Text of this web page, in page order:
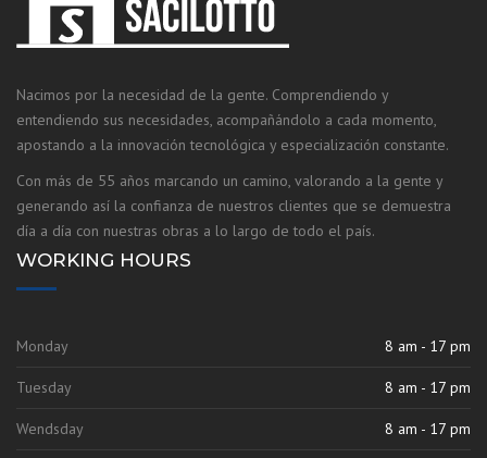
Nacimos por la necesidad de la gente. Comprendiendo y
entendiendo sus necesidades, acompañándolo a cada momento,
apostando a la innovación tecnológica y especialización constante.
Con más de 55 años marcando un camino, valorando a la gente y
generando así la confianza de nuestros clientes que se demuestra
día a día con nuestras obras a lo largo de todo el país.
WORKING HOURS
Monday 8 am - 17 pm
Tuesday 8 am - 17 pm
Wendsday 8 am - 17 pm